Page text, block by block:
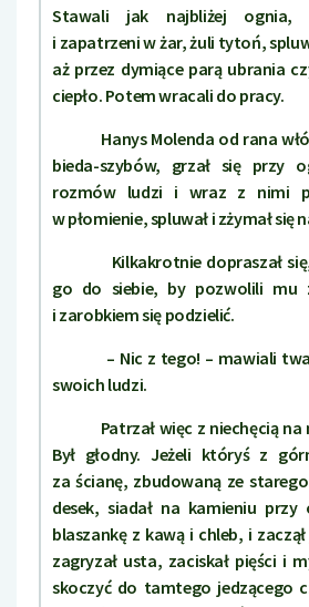
Stawali jak najbliżej ognia,
i zapatrzeni w żar, żuli tytoń,
aż przez dymiące parą ubrania
ciepło. Potem wracali do pracy.
Hanys Molenda od rana
bieda-szybów, grzał się przy
rozmów ludzi i wraz z nimi
w płomienie, spluwał i zżymał się
Kilkakrotnie dopraszał się,
go do siebie, by pozwolili mu
i zarobkiem się podzielić.
– Nic z tego! – mawiali
swoich ludzi.
Patrzał więc z niechęcią na
Był głodny. Jeżeli któryś z
za ścianę, zbudowaną ze
desek, siadał na kamieniu przy
blaszankę z kawą i chleb, i
zagryzał usta, zaciskał pięści i
skoczyć do tamtego jedzącego